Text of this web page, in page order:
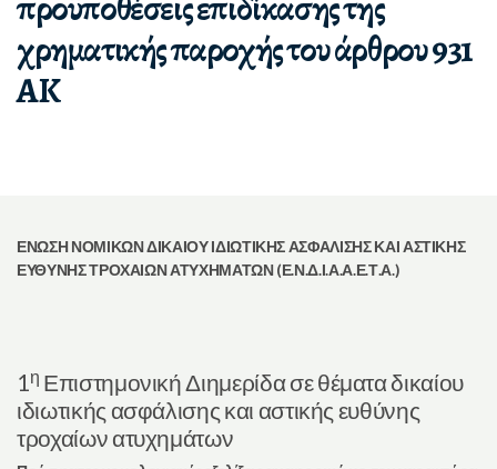
χρηματικής παροχής του άρθρου 931
ΑΚ
ΕΝΩΣΗ ΝΟΜΙΚΩΝ ΔΙΚΑΙΟΥ ΙΔΙΩΤΙΚΗΣ ΑΣΦΑΛΙΣΗΣ ΚΑΙ ΑΣΤΙΚΗΣ
ΕΥΘΥΝΗΣ ΤΡΟΧΑΙΩΝ ΑΤΥΧΗΜΑΤΩΝ (Ε.Ν.Δ.Ι.Α.Α.Ε.Τ.Α.)
1η Επιστημονική Διημερίδα σε θέματα δικαίου
ιδιωτικής ασφάλισης και αστικής ευθύνης
τροχαίων ατυχημάτων